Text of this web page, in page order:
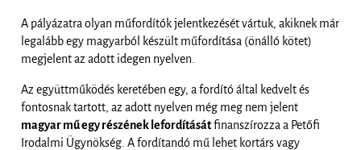
A pályázatra olyan műfordítók jelentkezését vártuk, akiknek már
legalább egy magyarból készült műfordítása (önálló kötet)
megjelent az adott idegen nyelven.
Az együttműködés keretében egy, a fordító által kedvelt és
fontosnak tartott, az adott nyelven még meg nem jelent
magyar mű egy részének lefordításátfinanszírozza a Petőfi
Irodalmi Ügynökség. A fordítandó mű lehet kortárs vagy